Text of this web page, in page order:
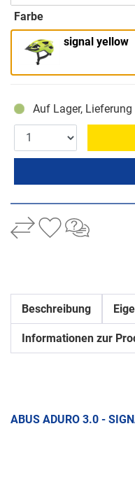
Farbe
signal yellow
Auf Lager,
Beschreibung
Informationen zur
ABUS ADURO 3.0 -